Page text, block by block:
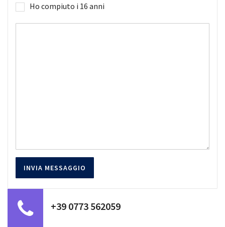
Ho compiuto i 16 anni
+39 0773 562059